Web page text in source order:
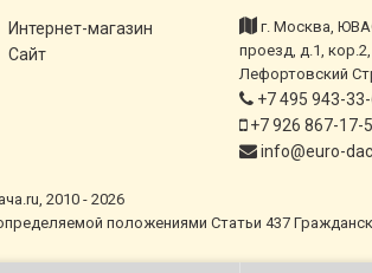
Интернет-магазин
Сайт
г. Москва,
проезд, д.1,
Лефортовский
+7 495 943-
+7 926 867-17-
info@euro-
2010 - 2026
положениями Статьи 437